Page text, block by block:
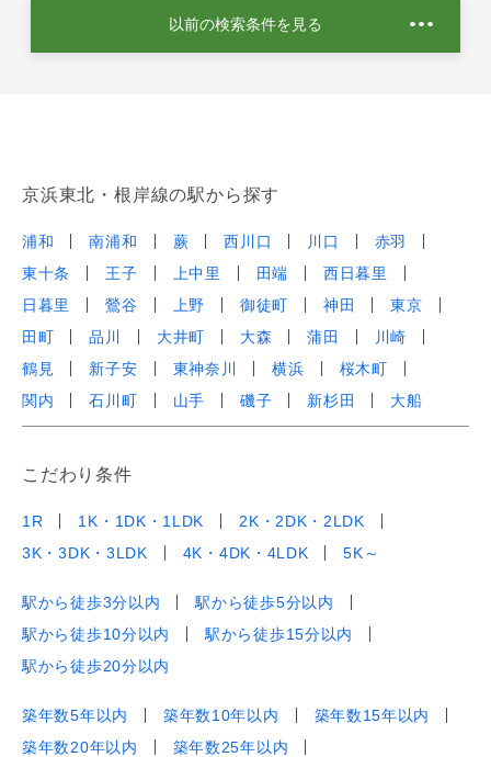
以前の検索条件を見る
京浜東北・根岸線の駅から探す
浦和 南浦和 蕨 西川口 川口
赤羽
東十条
王子 上中里 田端
西日暮里
日暮里
鶯谷 上野 御徒町 神田
東京
田町
品川 大井町 大森 蒲田
川崎
鶴見
新子安 東神奈川 横浜
桜木町
関内
石川町 山手 磯子 新杉田 大船
こだわり条件
1R 1K・1DK・1LDK
2K・2DK・2LDK
3K・3DK・3LDK
4K・4DK・4LDK 5K～
駅から徒歩3分以内
駅から徒歩5分以内
駅から徒歩10分以内
駅から徒歩15分以内
駅から徒歩20分以内
築年数5年以内 築年数10年以内
築年数15年以内
築年数20年以内
築年数25年以内